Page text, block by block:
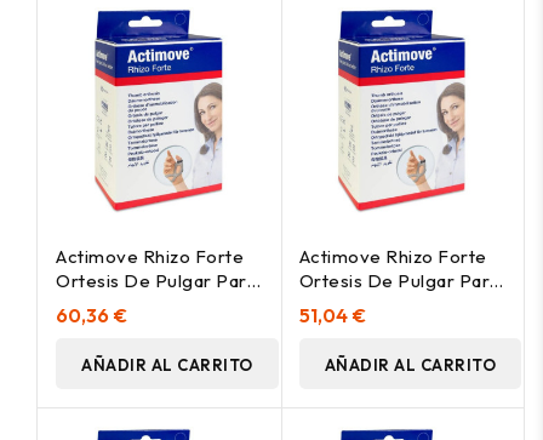
Actimove Rhizo Forte
Ortesis De Pulgar Para
Mano Derecha Talla M,
1 Ud
60,36 €
AÑADIR AL CARRITO
Actimove Rhizo Forte
Ortesis De Pulgar Para
Mano Derecha Talla L, 1
Ud
51,04 €
AÑADIR AL CARRITO